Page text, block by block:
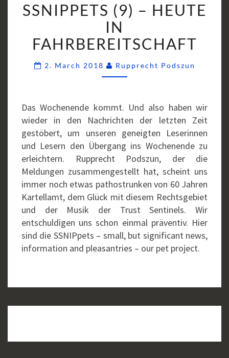
(9)
–
HEUTE
IN
FAHRBEREITSCHAFT
SSNIPPETS (9) – HEUTE
IN
FAHRBEREITSCHAFT
2. March 2018 Rupprecht Podszun
Das Wochenende kommt. Und also haben wir
wieder in den Nachrichten der letzten Zeit
gestöbert, um unseren geneigten Leserinnen
und Lesern den Übergang ins Wochenende zu
erleichtern. Rupprecht Podszun, der die
Meldungen zusammengestellt hat, scheint uns
immer noch etwas pathostrunken von 60 Jahren
Kartellamt, dem Glück mit diesem Rechtsgebiet
und der Musik der Trust Sentinels. Wir
entschuldigen uns schon einmal präventiv. Hier
sind die SSNIPpets – small, but significant news,
information and pleasantries – our pet project.